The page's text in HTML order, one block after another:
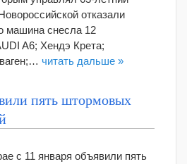
отказали
машина снесла 12
A6; Хендэ Крета;
читать дальше »
пять штормовых
с 11 января объявили пять